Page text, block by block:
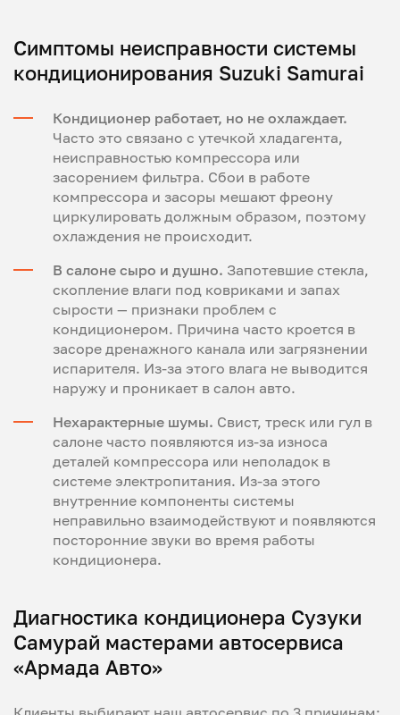
Симптомы неисправности системы
кондиционирования Suzuki Samurai
Кондиционер работает, но не охлаждает.
Часто это связано с утечкой хладагента,
неисправностью компрессора или
засорением фильтра. Сбои в работе
компрессора и засоры мешают фреону
циркулировать должным образом, поэтому
охлаждения не происходит.
В салоне сыро и душно. Запотевшие стекла,
скопление влаги под ковриками и запах
сырости — признаки проблем с
кондиционером. Причина часто кроется в
засоре дренажного канала или загрязнении
испарителя. Из-за этого влага не выводится
наружу и проникает в салон авто.
Нехарактерные шумы. Свист, треск или гул в
салоне часто появляются из-за износа
деталей компрессора или неполадок в
системе электропитания. Из-за этого
внутренние компоненты системы
неправильно взаимодействуют и появляются
посторонние звуки во время работы
кондиционера.
Диагностика кондиционера Сузуки
Самурай мастерами автосервиса
«Армада Авто»